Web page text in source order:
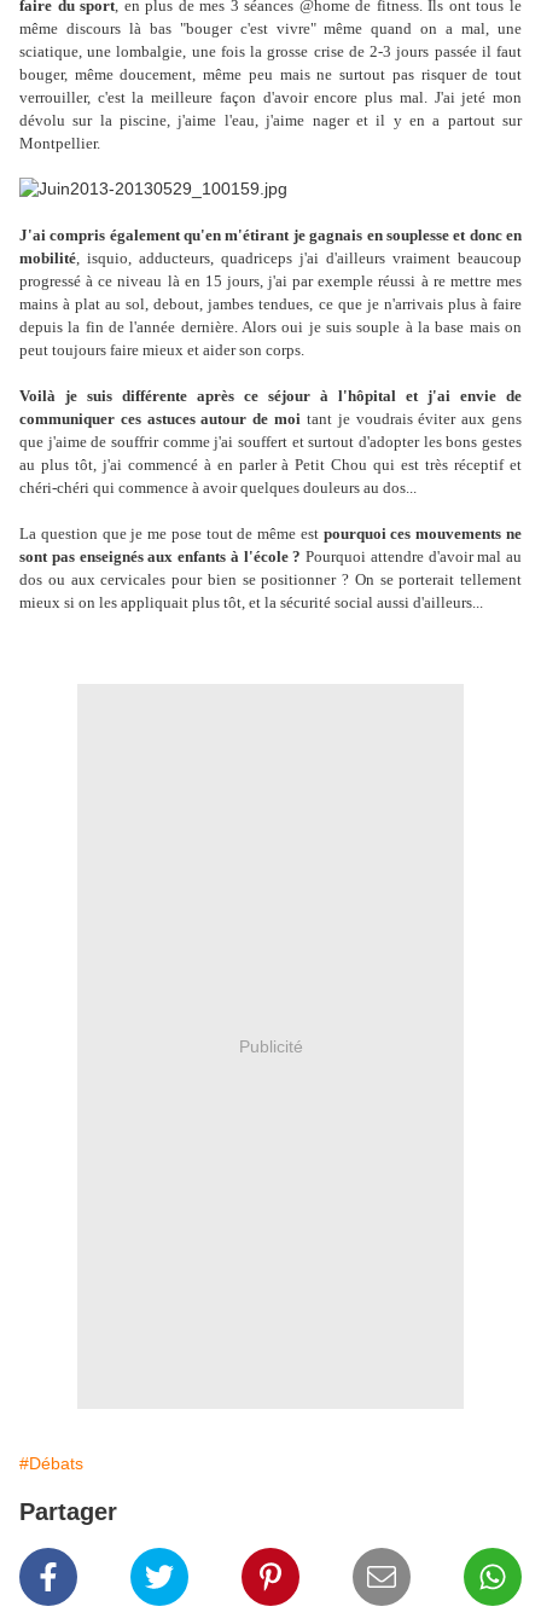
faire du sport, en plus de mes 3 séances @home de fitness. Ils ont tous le
même discours là bas "bouger c'est vivre" même quand on a mal, une
sciatique, une lombalgie, une fois la grosse crise de 2-3 jours passée il faut
bouger, même doucement, même peu mais ne surtout pas risquer de tout
verrouiller, c'est la meilleure façon d'avoir encore plus mal. J'ai jeté mon
dévolu sur la piscine, j'aime l'eau, j'aime nager et il y en a partout sur
Montpellier.
J'ai compris également qu'en m'étirant je gagnais en souplesse et donc en
mobilité, isquio, adducteurs, quadriceps j'ai d'ailleurs vraiment beaucoup
progressé à ce niveau là en 15 jours, j'ai par exemple réussi à re mettre mes
mains à plat au sol, debout, jambes tendues, ce que je n'arrivais plus à faire
depuis la fin de l'année dernière. Alors oui je suis souple à la base mais on
peut toujours faire mieux et aider son corps.
Voilà je suis différente après ce séjour à l'hôpital et j'ai envie de
communiquer ces astuces autour de moi tant je voudrais éviter aux gens
que j'aime de souffrir comme j'ai souffert et surtout d'adopter les bons gestes
au plus tôt, j'ai commencé à en parler à Petit Chou qui est très réceptif et
chéri-chéri qui commence à avoir quelques douleurs au dos...
La question que je me pose tout de même est pourquoi ces mouvements ne
sont pas enseignés aux enfants à l'école ? Pourquoi attendre d'avoir mal au
dos ou aux cervicales pour bien se positionner ? On se porterait tellement
mieux si on les appliquait plus tôt, et la sécurité social aussi d'ailleurs...
Publicité
#Débats
Partager